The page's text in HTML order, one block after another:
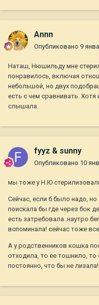
Annn
Опубликовано 9
Наташ, Нюшильду мне
понравилось, включая
небольшой, но двух
есть с чем сравнивать.
слышала.
fyyz & sunny
Опубликовано 10
мы тоже у Н.Ю
Сейчас, если б было надо,
поискала бы где через бок
есть затребовала..наутро
вспоминала! сейчас тоже
А у родственников кошка
отходила, то ее тошнило, то
постоянно, что бы не лизала!